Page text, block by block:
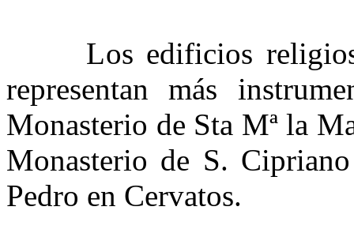
Los edificios
representan más
Monasterio de Sta Mª la
Monasterio de S.
Pedro en Cervatos.